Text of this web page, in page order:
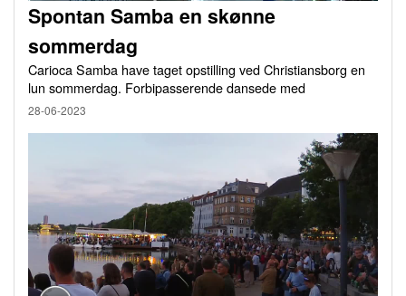
Spontan Samba en skønne
sommerdag
Carioca Samba have taget opstilling ved Christiansborg en
lun sommerdag. Forbipasserende dansede med
28-06-2023